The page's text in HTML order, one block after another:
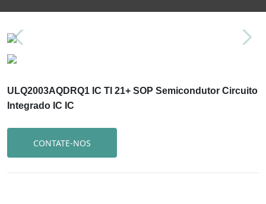
ULQ2003AQDRQ1 IC TI 21+ SOP Semicondutor Circuito
Integrado IC IC
CONTATE-NOS